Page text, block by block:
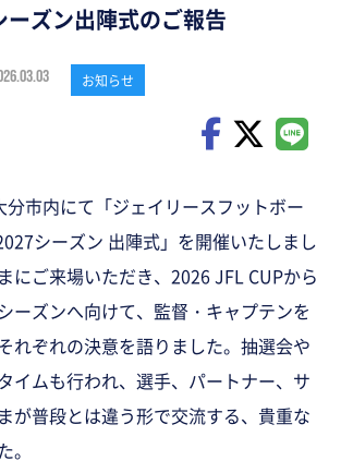
ズン出陣式のご報告
お知らせ
分市内にて「ジェイリースフットボー
シーズン 出陣式」を開催いたしまし
にご来場いただき、2026 JFL CUPから
ーズンへ向けて、監督・キャプテンを
れぞれの決意を語りました。抽選会や
イムも行われ、選手、パートナー、サ
が普段とは違う形で交流する、貴重な
。